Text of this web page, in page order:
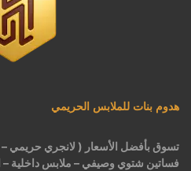
هدوم بنات للملابس الحريمي
تسوق بأفضل الأسعار ( لانجري حريمي –
فساتين شتوي وصيفي – ملابس داخلية –